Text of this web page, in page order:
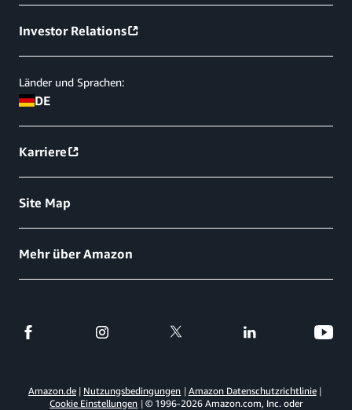
Investor Relations
Länder und Sprachen:
DE
Karriere
Site Map
Mehr über Amazon
Amazon.de Nutzungsbedingungen
Amazon Datenschutzrichtlinie
Cookie Einstellungen
© 1996-2026 Amazon.com, Inc. oder